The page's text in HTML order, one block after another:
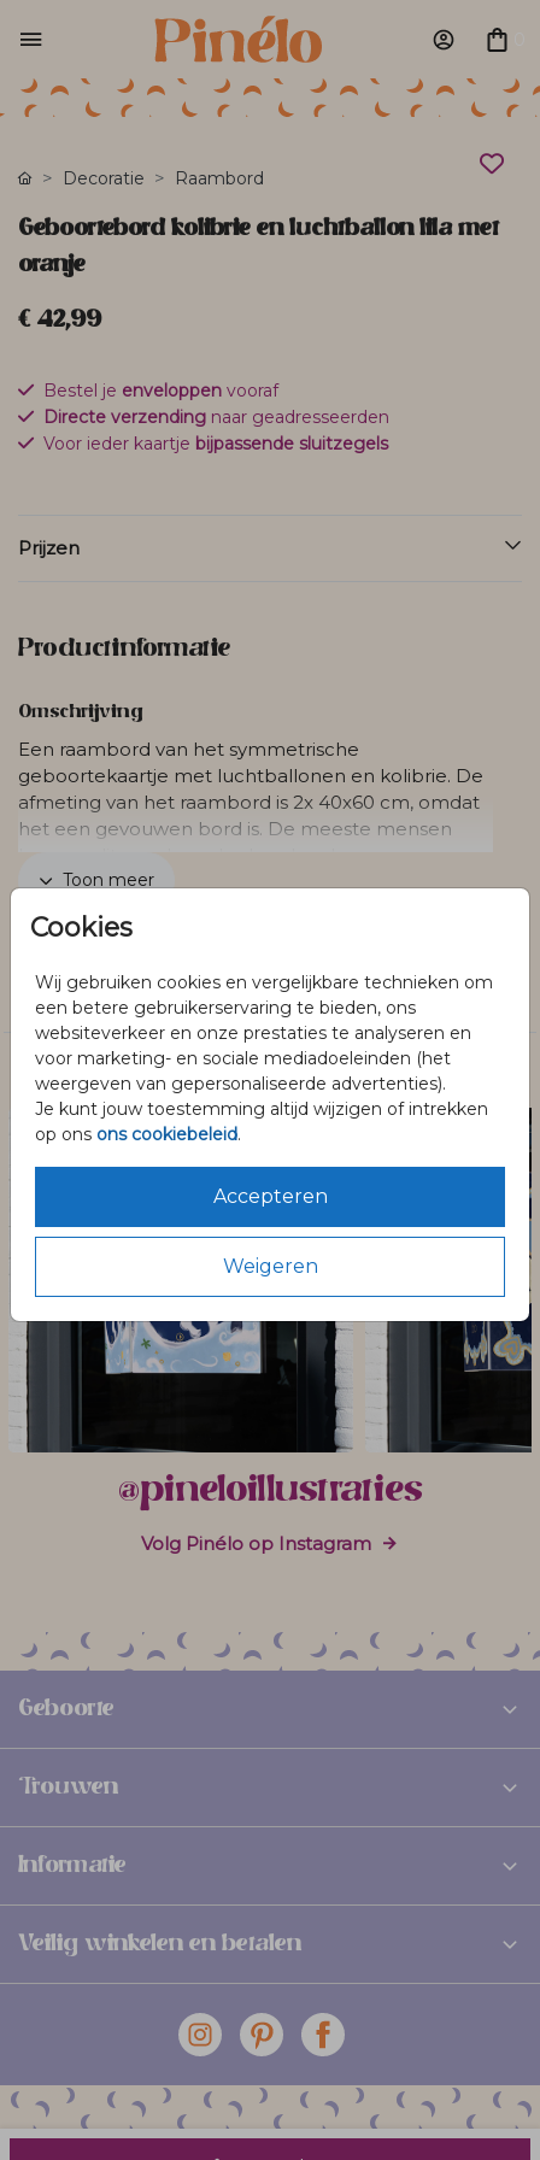
Cookies
Wij gebruiken cookies en vergelijkbare technieken om
een betere gebruikerservaring te bieden, ons
websiteverkeer en onze prestaties te analyseren en
voor marketing- en sociale mediadoeleinden (het
weergeven van gepersonaliseerde advertenties).
Je kunt jouw toestemming altijd wijzigen of intrekken
op ons ons cookiebeleid.
Accepteren
Weigeren
Decoratie Raambord
Geboortebord kolibrie en luchtballon lila met
oranje
€ 42,99
Bestel je enveloppen vooraf
Directe verzending naar geadresseerden
Voor ieder kaartje bijpassende sluitzegels
Prijzen
Productinformatie
Omschrijving
Een raambord van het symmetrische
geboortekaartje met luchtballonen en kolibrie. De
afmeting van het raambord is 2x 40x60 cm, omdat
het een gevouwen bord is. De meeste mensen
Toon meer
Raambord
Dit vind je misschien ook leuk
@pineloillustraties
Volg Pinélo op Instagram
Geboorte
Trouwen
Informatie
Veilig winkelen en betalen